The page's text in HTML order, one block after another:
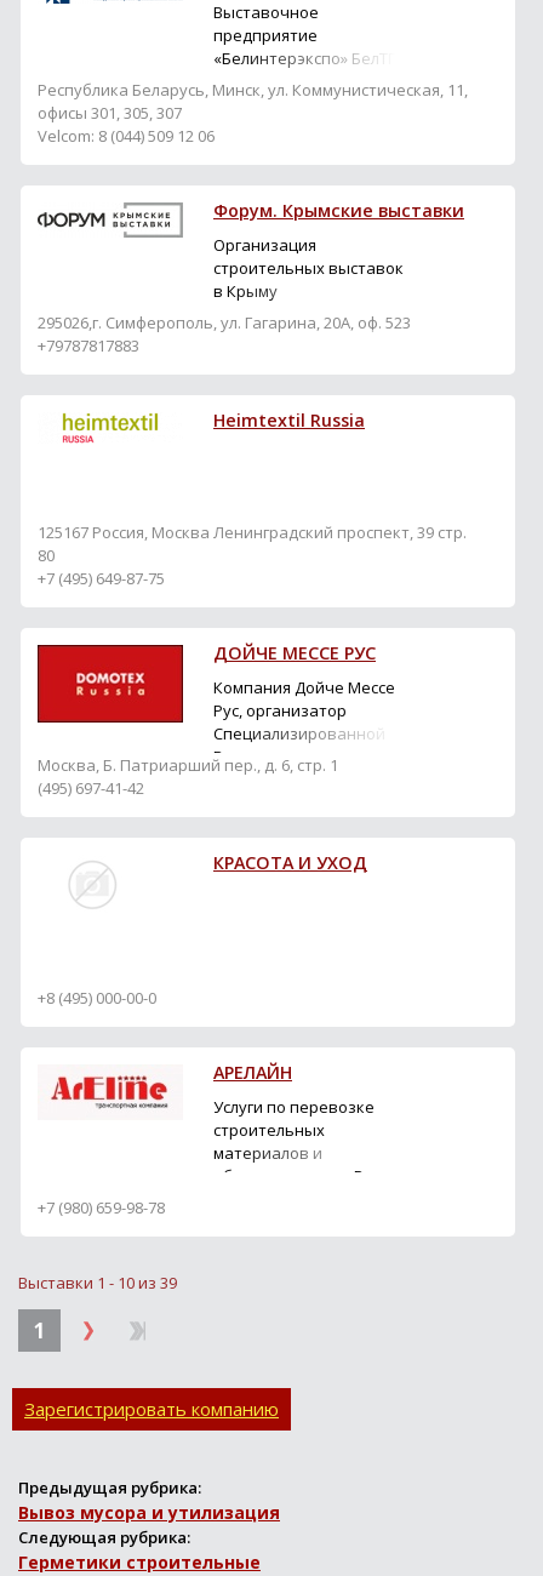
Выставочное
предприятие
«Белинтерэкспо» БелТПП
является организатором
национальных и
отраслевых выставок в
строительство стендов,
маркетинг и реклама,
поиск партнеров и
бизнес-туризм.
Республика Беларусь, Минск, ул. Коммунистическая, 11,
офисы 301, 305, 307
Velcom: 8 (044) 509 12 06
Форум. Крымские выставки
Организация
строительных выставок
в Крыму
295026,г. Симферополь, ул. Гагарина, 20А, оф. 523
+79787817883
Heimtextil Russia
125167 Россия, Москва Ленинградский проспект, 39 стр.
80
+7 (495) 649-87-75
ДОЙЧЕ МЕССЕ РУС
Компания Дойче Мессе
Рус, организатор
Специализированной
Выставки напольных
покрытий DOMOTEX
мероприятия. Как
Москва, Б. Патриарший пер., д. 6, стр. 1
(495) 697-41-42
КРАСОТА И УХОД
+8 (495) 000-00-0
АРЕЛАЙН
Услуги по перевозке
строительных
материалов и
оборудования по России
+7 (980) 659-98-78
Выставки 1 - 10 из 39
1
Зарегистрировать компанию
Предыдущая рубрика:
Вывоз мусора и утилизация
Следующая рубрика:
Герметики строительные